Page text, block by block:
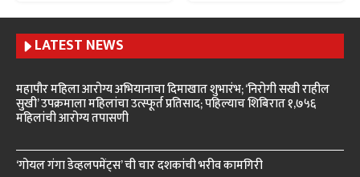
LATEST NEWS
महापौर महिला आरोग्य अभियानाचा दिमाखात शुभारंभ; ‘निरोगी सखी राहील
सुखी’ उपक्रमाला महिलांचा उत्स्फूर्त प्रतिसाद; पहिल्याच शिबिरात १,७५६
महिलांची आरोग्य तपासणी
‘गोयल गंगा डेव्हलपमेंट्स’ ची चार दशकांची भरीव कामगिरी